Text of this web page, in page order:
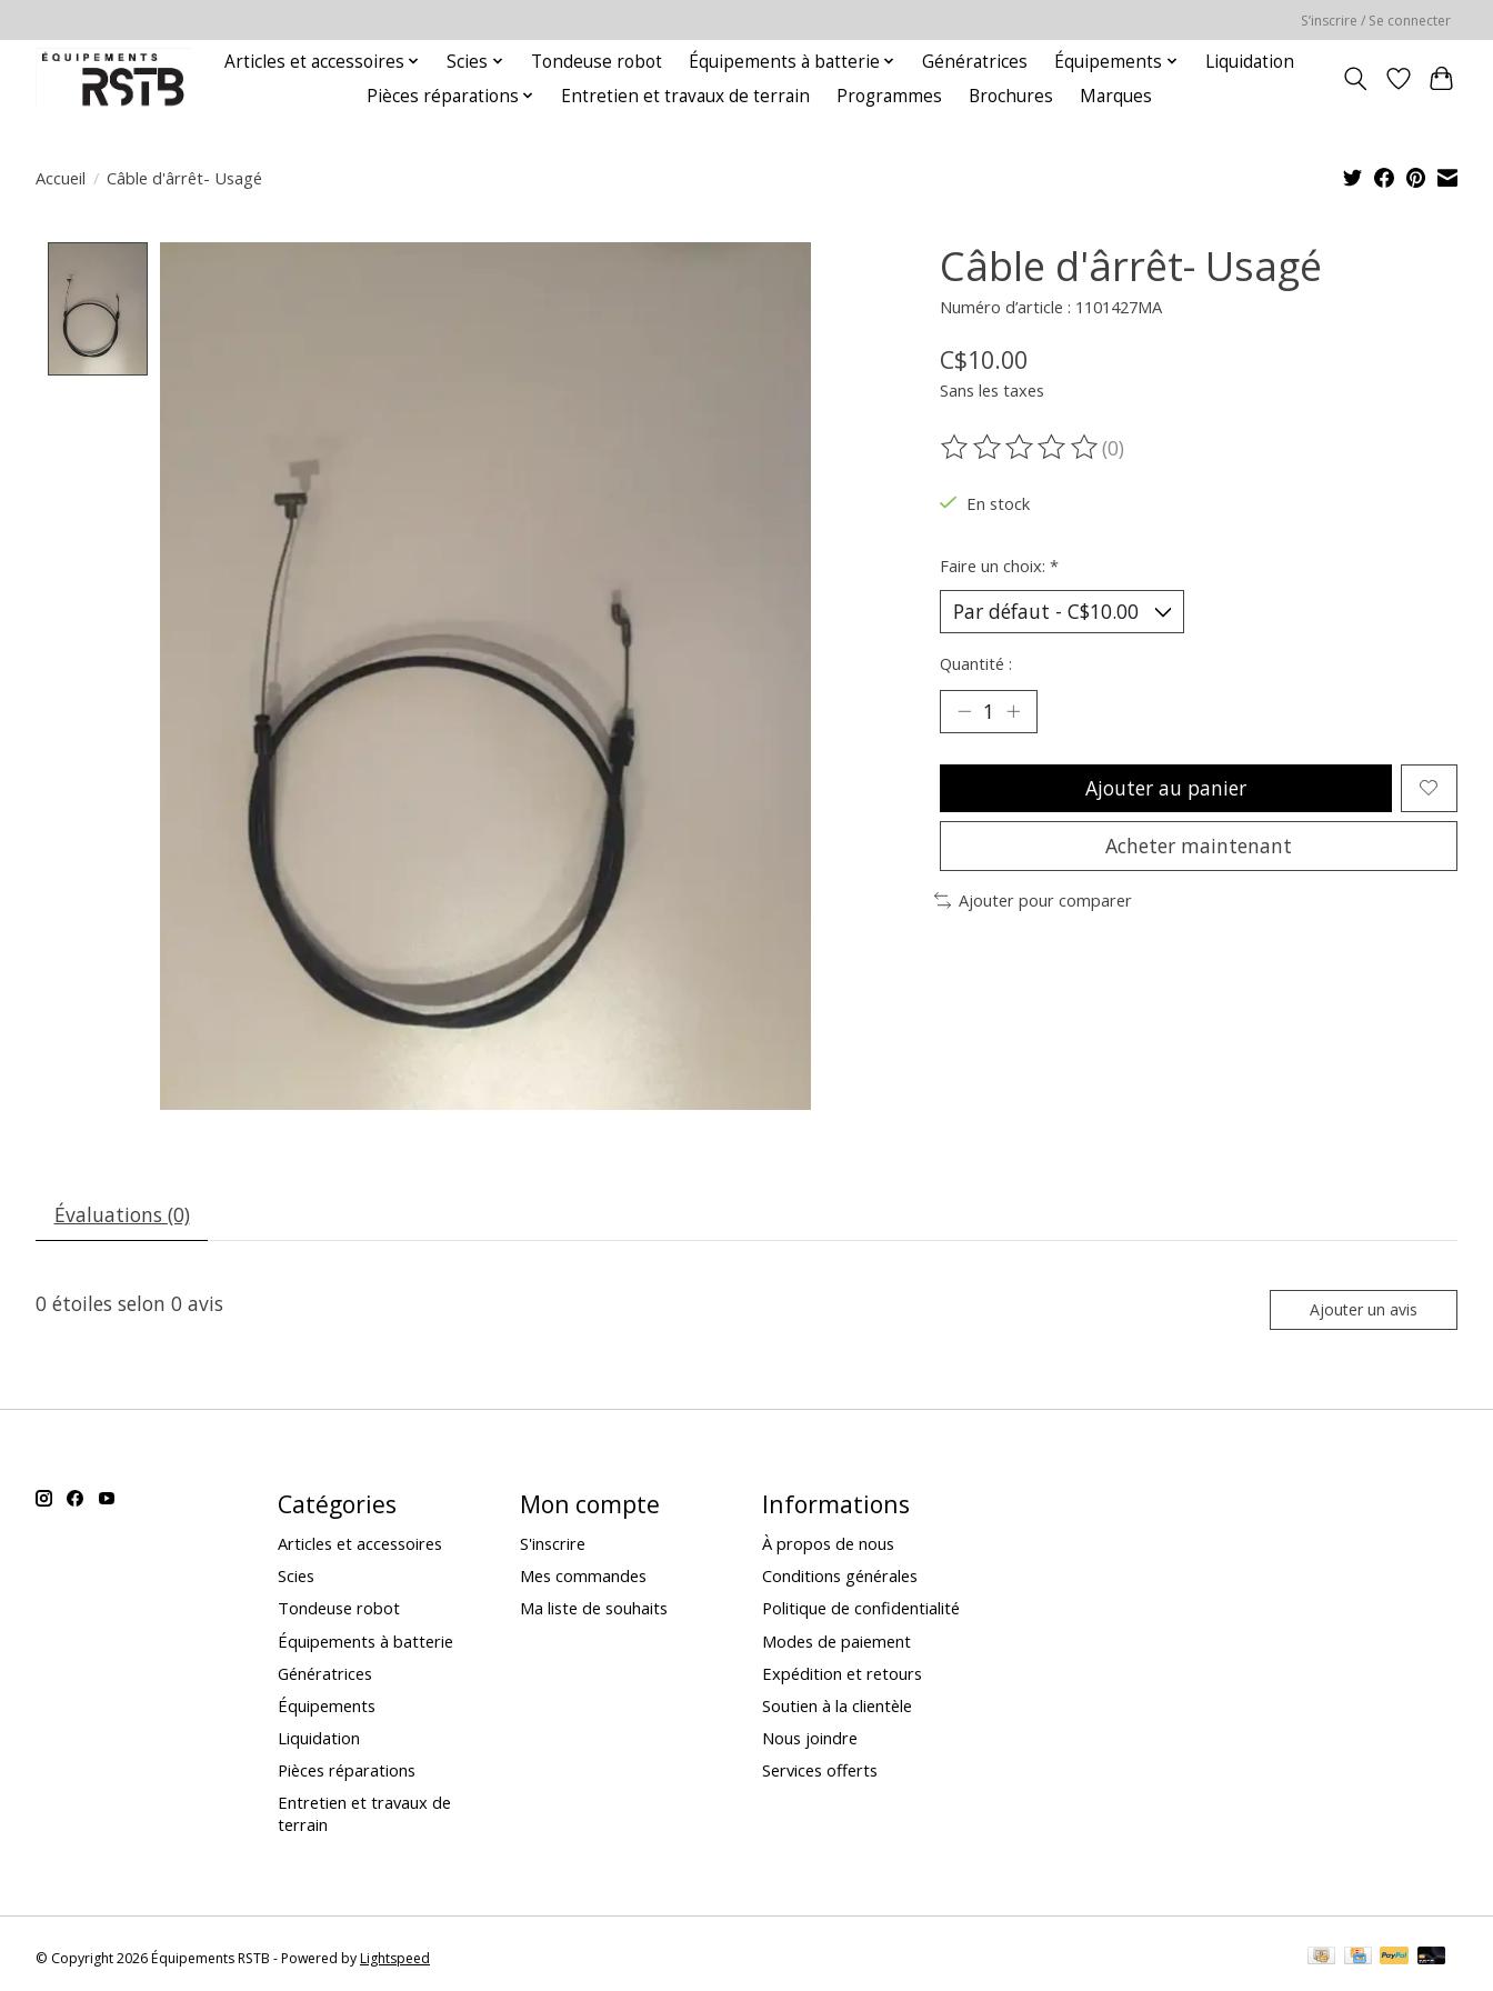
S’inscrire / Se connecter
Articles et accessoires Scies Tondeuse robot Équipements à batterie Génératrices Équipements
Liquidation
Pièces réparations
Entretien et travaux de terrain Programmes Brochures Marques
Accueil / Câble d'ârrêt- Usagé
Câble d'ârrêt- Usagé
Numéro d’article : 1101427MA
C$10.00
Sans les taxes
Ce produit est évalué à
(0)
En stock
Faire un choix: *
Quantité :
Ajouter au panier
Acheter maintenant
Ajouter pour comparer
Évaluations (0)
0 étoiles selon 0 avis Ajouter un avis
Catégories
Articles et accessoires
Scies
Tondeuse robot
Équipements à batterie
Génératrices
Équipements
Liquidation
Pièces réparations
Entretien et travaux de
terrain
Mon compte
S'inscrire
Mes commandes
Ma liste de souhaits
Informations
À propos de nous
Conditions générales
Politique de confidentialité
Modes de paiement
Expédition et retours
Soutien à la clientèle
Nous joindre
Services offerts
© Copyright 2026 Équipements RSTB - Powered byLightspeed